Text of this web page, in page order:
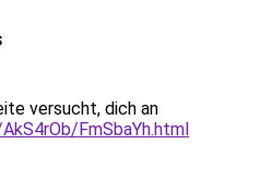
versucht, dich an
FmSbaYh.html